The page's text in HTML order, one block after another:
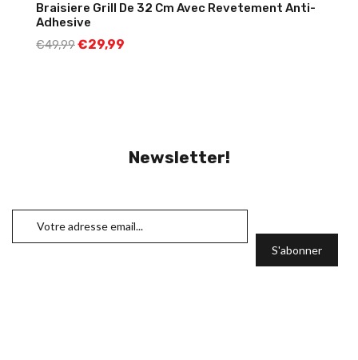
Braisiere Grill De 32 Cm Avec Revetement Anti-
Adhesive
€49,99€29,99
Newsletter!